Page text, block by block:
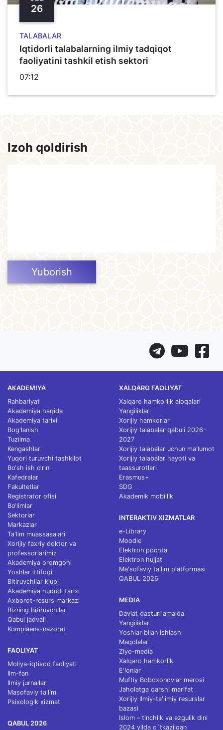
26
TALABALAR
Iqtidorli talabalarning ilmiy tadqiqot
faoliyatini tashkil etish sektori
07:12
Izoh qoldirish
Yuborish
AKADEMIYA
Rahbariyat
Akademiya haqida
Akademiya tarixi
Bog'lanish
Tuzilma
Kengashlar
Yuqori turuvchi tashkilot
Bo‘sh ish o‘rini
Kafedralar
Fakultetlar
Registrator ofisi
Bo‘limlar
Sektorlar
Markazlar
Ta'lim muassasalari
Xorijiy faxriy doktor va
professorlarimiz
Akademiya oromgohi
Yoshlar ittifoqi
Bitiruvchilar klubi
Akademiya hududi tarixi
Axborot-resurs markazi
Bizning bitiruvchilar
Qabul jadvali
Komplaens-nazorat
FAOLIYAT
Moliya-iqtisod faoliyati
Ilm-fan
Ilmiy jurnallar
Masofaviy ta'lim
Psixologik xizmat
QABUL 2026
XALQARO FAOLIYAT
Xalqaro hamkorlik aloqalari
Yangiliklar
Xorijiy hamkorlar
Xorijiy talabalar qabuli 2026-
2027
Xorijiy talabalar uchun ma'lumot
Xorijiy talabalar hayoti va
taassurotlari
Erasmus+
SDG
Akademik mobillik
INTERAKTIV XIZMATLAR
e-Library
Moodle
Elektron pochta
Elektron hujjat
Ma'sofaviy ta'lim platformasi
QABUL 2026
MEDIA
Davlat dasturi amalda
Yangiliklar
Yoshlar bilan ishlash
Maqolalar
Ziyo-media
Xalqaro hamkorlik
E'lonlar
Muftiy Boboxonovlar merosi
Jaholatga qarshi marifat
Xorijiy Ilmiy-ta'limiy resurslar
bazasi
Islom – tinchlik va ezgulik dini
2024 yilda o`tkazilgan